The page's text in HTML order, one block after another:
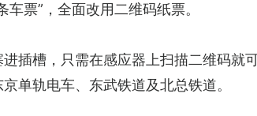
票”，全面改用二维码纸票。
插槽，只需在感应器上扫描二维码就
单轨电车、东武铁道及北总铁道。